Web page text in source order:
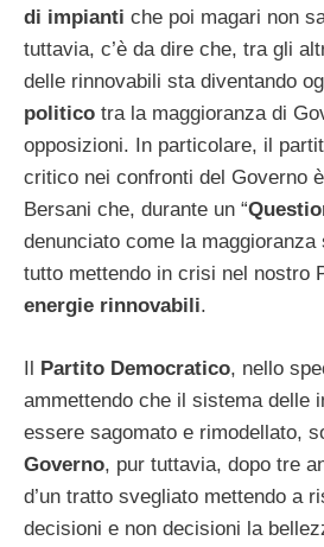
di impianti che poi magari non
tuttavia, c’è da dire che, tra gli
delle rinnovabili sta diventando
politico tra la maggioranza di
opposizioni. In particolare, il
critico nei confronti del Governo
Bersani che, durante un “
denunciato come la
tutto mettendo in crisi nel nostro
energie rinnovabili.
Il Partito Democratico, nello
ammettendo che il sistema delle
essere sagomato e rimodellato,
Governo, pur tuttavia, dopo tre
d’un tratto svegliato mettendo a
decisioni e non decisioni la